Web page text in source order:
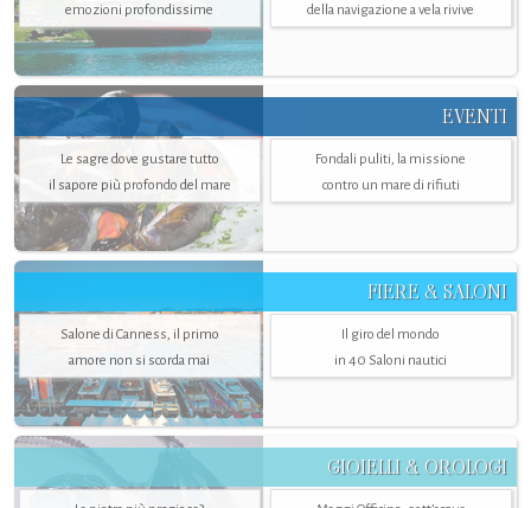
emozioni profondissime
della navigazione a vela rivive
EVENTI
Le sagre dove gustare tutto
il sapore più profondo del mare
Fondali puliti, la missione
contro un mare di rifiuti
FIERE & SALONI
Salone di Canness, il primo
amore non si scorda mai
Il giro del mondo
in 40 Saloni nautici
GIOIELLI & OROLOGI